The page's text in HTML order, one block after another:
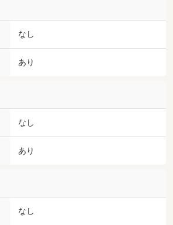
なし
あり
なし
あり
なし